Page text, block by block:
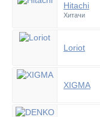
Hitachi
Хитачи
Loriot
XIGMA